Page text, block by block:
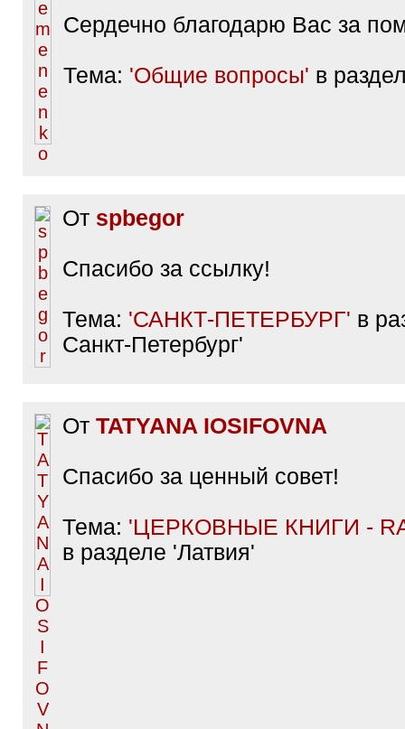
Сердечно благодарю Вас за
Тема: 'Общие вопросы' в
От spbegor
Спасибо за ссылку!
Тема: 'САНКТ-ПЕТЕРБУРГ' в
Санкт-Петербург'
От TATYANA IOSIFOVNA
Спасибо за ценный совет!
Тема: 'ЦЕРКОВНЫЕ КНИГИ -
в разделе 'Латвия'